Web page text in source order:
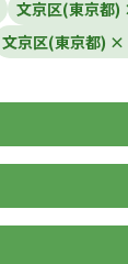
文京区(東京都)
文京区(東京都) ×